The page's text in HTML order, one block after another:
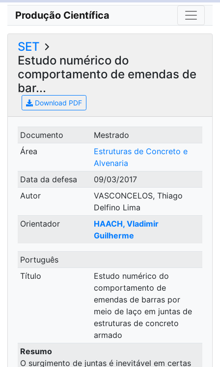
Produção Científica
SET
Estudo numérico do
comportamento de emendas de
bar...
Download PDF
Documento
Mestrado
Área
Estruturas de Concreto e
Alvenaria
Data da defesa
09/03/2017
Autor
VASCONCELOS, Thiago
Delfino Lima
Orientador
HAACH, Vladimir
Guilherme
Português
Título
Estudo numérico do
comportamento de
emendas de barras por
meio de laço em juntas de
estruturas de concreto
armado
Resumo
O surgimento de juntas é inevitável em certas